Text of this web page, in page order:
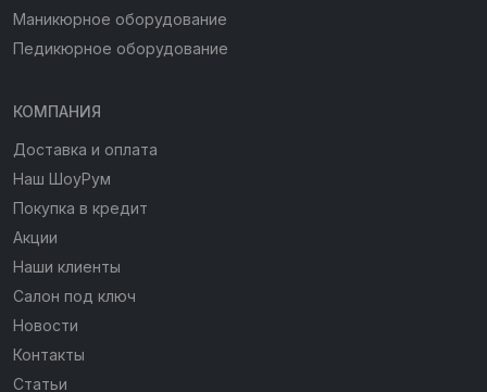
Маникюрное оборудование
Педикюрное оборудование
КОМПАНИЯ
Доставка и оплата
Наш ШоуРум
Покупка в кредит
Акции
Наши клиенты
Салон под ключ
Новости
Контакты
Статьи